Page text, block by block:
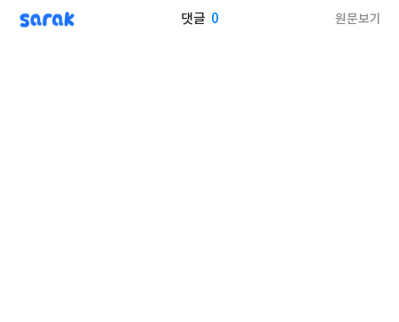
sarak 댓글 0 원문보기